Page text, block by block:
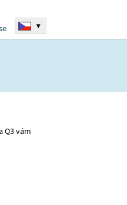
▾
Q3 vám